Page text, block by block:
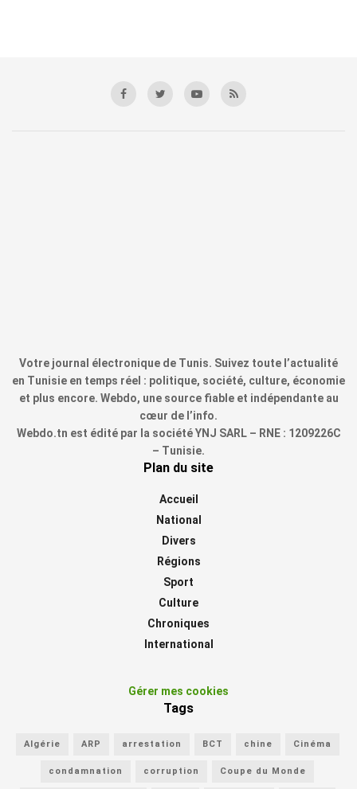
Votre journal électronique de Tunis. Suivez toute l’actualité
en Tunisie en temps réel : politique, société, culture, économie
et plus encore. Webdo, une source fiable et indépendante au
cœur de l’info.
Webdo.tn est édité par la société YNJ SARL – RNE : 1209226C
– Tunisie.
Plan du site
Accueil
National
Divers
Régions
Sport
Culture
Chroniques
International
Gérer mes cookies
Tags
Algérie ARP arrestation BCT chine Cinéma
condamnation corruption Coupe du Monde